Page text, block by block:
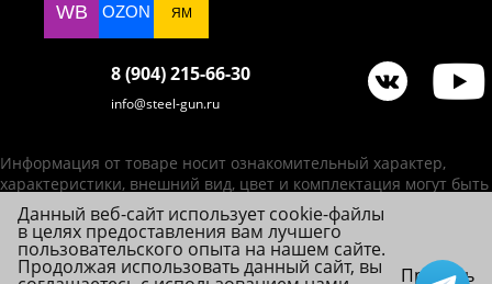
WB OZON ЯМ
8 (904) 215-66-30
info@steel-gun.ru
Информация от товаре носит ознакомительный характер,
характеристики, внешний вид, цвет и комплектация могут быть
изменены производителем без уведомления.
ИП Фролова А. В., ОГРНИП 314784720200492
© 2026 Steel-Gun (Стил Ган) - оптовый интернет-магазин ножей, пневматики,
Данный веб-сайт использует cookie-файлы
в целях предоставления вам лучшего
пользовательского опыта на нашем сайте.
Продолжая использовать данный сайт, вы Принять